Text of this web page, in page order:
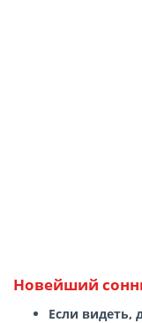
Новейший
Если видеть,